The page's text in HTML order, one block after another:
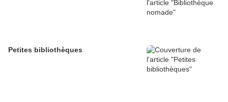
Petites bibliothèques